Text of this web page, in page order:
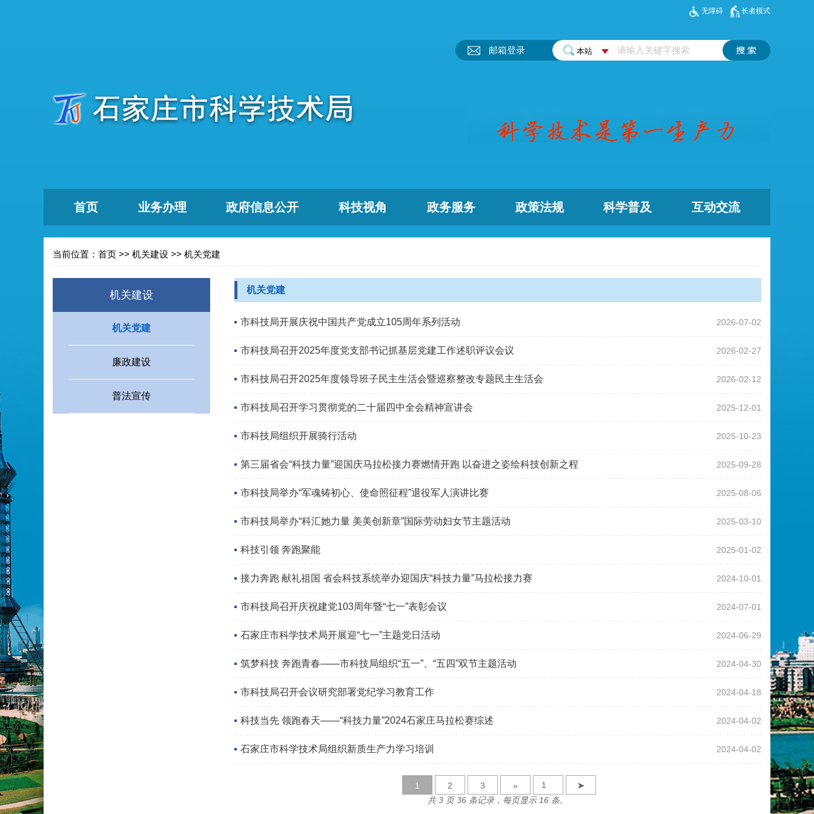
无障碍 长者模式
邮箱登录
首页 业务办理 政府信息公开 科技视角 政务服务 政策法规 科学普及 互动交流
当前位置： 首页 >> 机关建设 >> 机关党建
机关建设
机关党建
廉政建设
普法宣传
机关党建
市科技局开展庆祝中国共产党成立105周年系列活动 2026-07-02
市科技局召开2025年度党支部书记抓基层党建工作述职评议会议 2026-02-27
市科技局召开2025年度领导班子民主生活会暨巡察整改专题民主生活会 2026-02-12
市科技局召开学习贯彻党的二十届四中全会精神宣讲会 2025-12-01
市科技局组织开展骑行活动 2025-10-23
第三届省会“科技力量”迎国庆马拉松接力赛燃情开跑 以奋进之姿绘科技创新之程 2025-09-28
市科技局举办“军魂铸初心、使命照征程”退役军人演讲比赛 2025-08-06
市科技局举办“科汇她力量 美美创新章”国际劳动妇女节主题活动 2025-03-10
科技引领 奔跑聚能 2025-01-02
接力奔跑 献礼祖国 省会科技系统举办迎国庆“科技力量”马拉松接力赛 2024-10-01
市科技局召开庆祝建党103周年暨“七一”表彰会议 2024-07-01
石家庄市科学技术局开展迎“七一”主题党日活动 2024-06-29
筑梦科技 奔跑青春——市科技局组织“五一”、“五四”双节主题活动 2024-04-30
市科技局召开会议研究部署党纪学习教育工作 2024-04-18
科技当先 领跑春天——“科技力量”2024石家庄马拉松赛综述 2024-04-02
石家庄市科学技术局组织新质生产力学习培训 2024-04-02
1 2 3 »
➤
共 3 页 36 条记录，每页显示 16 条。